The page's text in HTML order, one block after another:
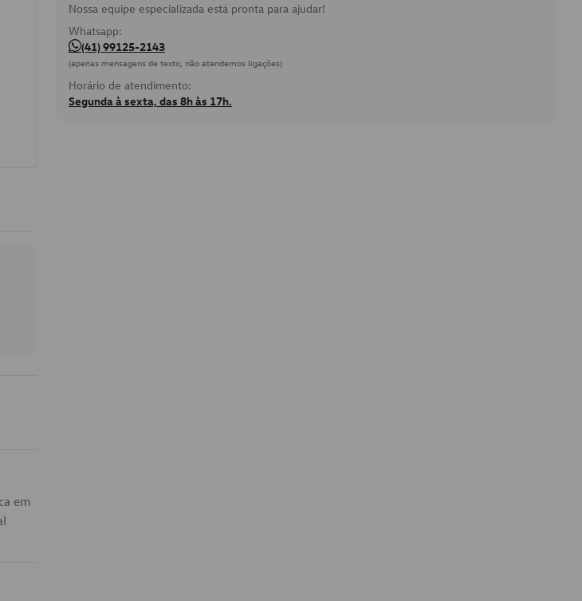
em
Nossa equipe especializada está pronta para ajudar!
Whatsapp:
(41) 99125-2143
(apenas mensagens de texto, não atendemos ligações)
Horário de atendimento:
Segunda à sexta, das 8h às 17h.